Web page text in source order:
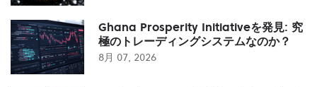
Ghana Prosperity Initiativeを発見: 究
極のトレーディングシステムなのか？
8月 07, 2026